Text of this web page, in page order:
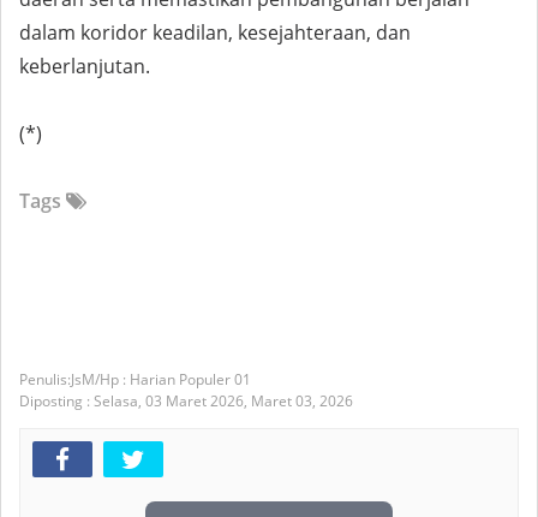
dalam koridor keadilan, kesejahteraan, dan
keberlanjutan.
(*)
Tags
JsM/Hp : Harian Populer 01
Diposting : Selasa, 03 Maret 2026, Maret 03, 2026